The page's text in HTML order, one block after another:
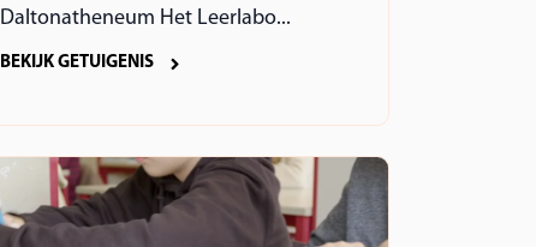
Daltonatheneum Het Leerlabo...
BEKIJK GETUIGENIS